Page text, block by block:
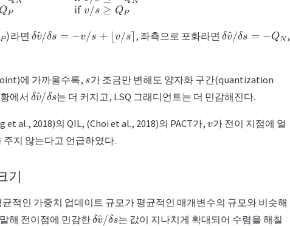
라면 δv ^/δ + ⌉ , 좌측으로 포화라면δv ^/δ N
,
에 가까울수록,
가 조금만 변해도 양자화 구간(quantization
에서 δv ^ /
δs 는 더 커지고, LSQ 그래디언트는 더 민감해진다.
al., 2018)의 QIL, (Choi et al., 2018)의 PACT가,
가 전이 지점에 얼
지 않는다고 언급하였다.
기
적인 가중치 업데이트 규모가 평균적인 매개변수의 규모와 비슷해
해 전이점에 민감한 δv ^/
δs
는 값이 지나치게 확대되어 수렴을 해칠